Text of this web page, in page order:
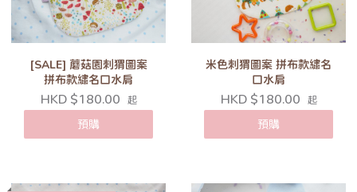
[SALE] 蘑菇園刺猬圖案
拼布款繡名口水肩
HKD $180.00 起
預購
米色刺猬圖案 拼布款繡名
口水肩
HKD $180.00 起
預購